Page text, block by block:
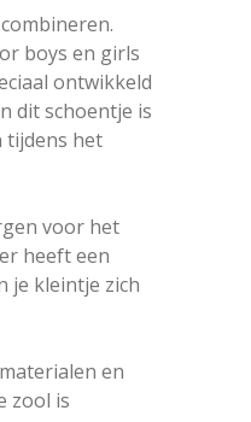
boys en girls
ontwikkeld
dit schoentje is
tijdens het
voor het
heeft een
je kleintje zich
en
zool is